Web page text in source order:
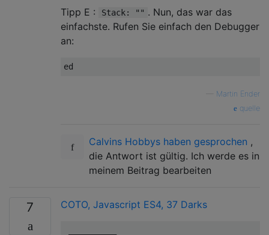
Tipp E : Stack: "" . Nun, das war das
einfachste. Rufen Sie einfach den Debugger
an:
Martin Ender
quelle
Calvins Hobbys haben gesprochen ,
die Antwort ist gültig. Ich werde es in
meinem Beitrag bearbeiten
7 COTO, Javascript ES4, 37 Darks